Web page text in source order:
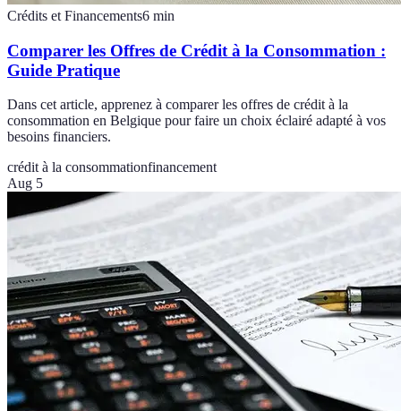
Crédits et Financements6 min
Comparer les Offres de Crédit à la Consommation :
Guide Pratique
Dans cet article, apprenez à comparer les offres de crédit à la
consommation en Belgique pour faire un choix éclairé adapté à vos
besoins financiers.
crédit à la consommationfinancement
Aug 5